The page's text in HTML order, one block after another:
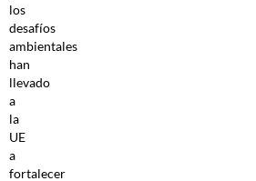
los
desafíos
ambientales
han
llevado
a
la
UE
a
fortalecer